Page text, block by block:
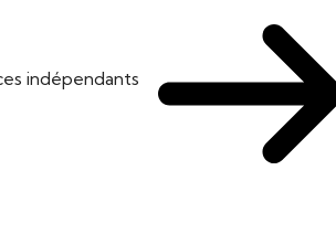
indépendants